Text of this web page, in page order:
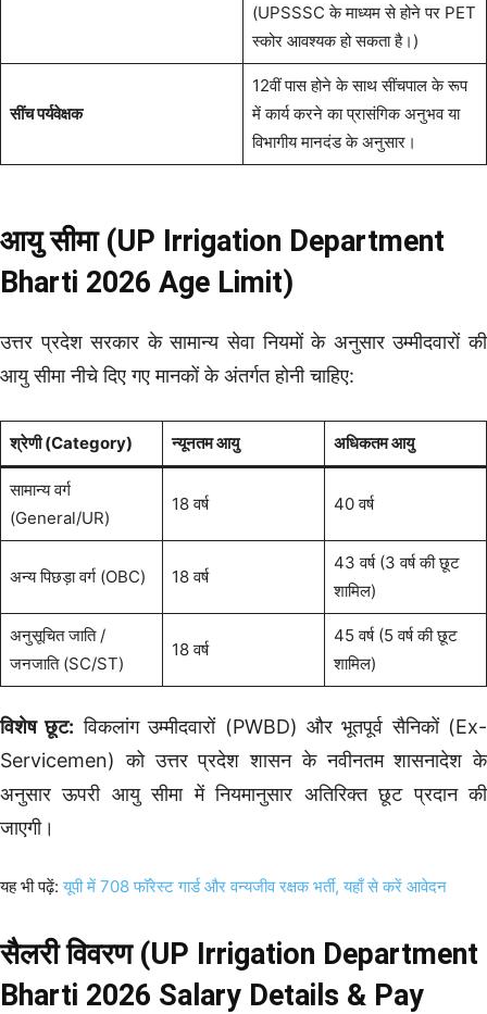
(UPSSSC के माध्यम से होने पर PET
स्कोर आवश्यक हो सकता है।)
सींच पर्यवेक्षक
12वीं पास होने के साथ सींचपाल के रूप
में कार्य करने का प्रासंगिक अनुभव या
विभागीय मानदंड के अनुसार।
आयु सीमा (UP Irrigation Department
Bharti 2026 Age Limit)
उत्तर प्रदेश सरकार के सामान्य सेवा नियमों के अनुसार उम्मीदवारों की
आयु सीमा नीचे दिए गए मानकों के अंतर्गत होनी चाहिए:
श्रेणी (Category) न्यूनतम आयु अधिकतम आयु
सामान्य वर्ग
(General/UR)
18 वर्ष 40 वर्ष
अन्य पिछड़ा वर्ग (OBC) 18 वर्ष
43 वर्ष (3 वर्ष की छूट
शामिल)
अनुसूचित जाति /
जनजाति (SC/ST)
18 वर्ष
45 वर्ष (5 वर्ष की छूट
शामिल)
विशेष छूट: विकलांग उम्मीदवारों (PWBD) और भूतपूर्व सैनिकों (Ex-
Servicemen) को उत्तर प्रदेश शासन के नवीनतम शासनादेश के
अनुसार ऊपरी आयु सीमा में नियमानुसार अतिरिक्त छूट प्रदान की
जाएगी।
यह भी पढ़ें:यूपी में 708 फॉरेस्ट गार्ड और वन्यजीव रक्षक भर्ती, यहाँ से करें आवेदन
सैलरी विवरण (UP Irrigation Department
Bharti 2026 Salary Details & Pay